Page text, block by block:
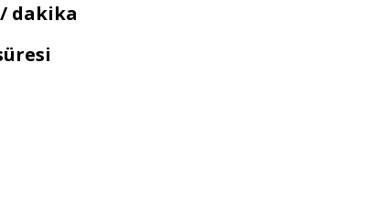
dakika